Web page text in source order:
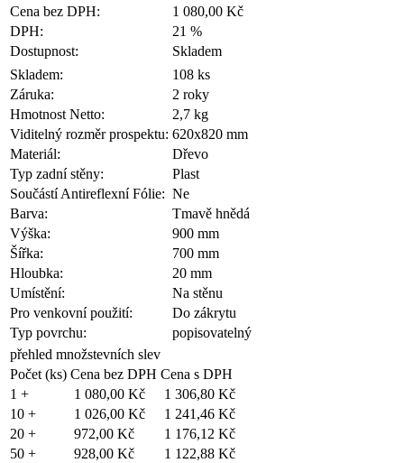
Cena bez DPH:
1 080,00 Kč
DPH:
21 %
Dostupnost:
Skladem
Skladem:
108 ks
Záruka:
2 roky
Hmotnost Netto:
2,7 kg
Viditelný rozměr prospektu: 620x820 mm
Materiál:
Dřevo
Typ zadní stěny:
Plast
Součástí Antireflexní Fólie: Ne
Barva:
Tmavě hnědá
Výška:
900 mm
Šířka:
700 mm
Hloubka:
20 mm
Umístění:
Na stěnu
Pro venkovní použití:
Do zákrytu
Typ povrchu:
popisovatelný
přehled množstevních slev
Počet (ks) Cena bez DPH Cena s DPH
1 +
1 080,00 Kč
1 306,80 Kč
10 +
1 026,00 Kč
1 241,46 Kč
20 +
972,00 Kč
1 176,12 Kč
50 +
928,00 Kč
1 122,88 Kč